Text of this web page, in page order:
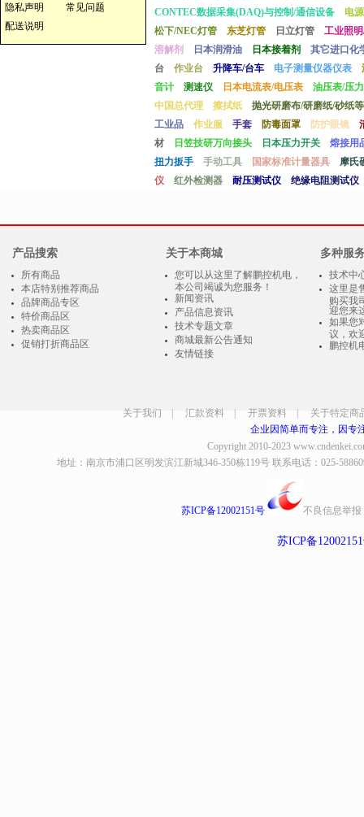
隐私声明
常见问题
配送说明
CONTEC数据采集(DAQ)与控制/通信设备
电
松下/NEC灯管
东芝灯管 日立灯管
工业照
溶解剂
日本润滑油 日本接着剂
其它进口化
台
作业台 升降车/台车 电子测量仪器仪表
音计
测速仪 日本电流表/电压表
油压表/压
中国总代理
擦拭纸
抛光研磨布/研磨纸/砂纸等
工业品
作业服 手套 防毒面罩 防护眼镜
材
日笠技研万向接头 日本压力开关
熔接用
扭力扳手
手动工具 国家标准计量器具
摩氏
仪
红外检测器 耐压测试仪 绝缘电阻测试仪
产品搜索
所有商品
本店特别推荐商品
品牌商品专区
特价商品区
热卖商品区
促销打折商品区
关于本商城
您可以从这里了解鹏控机电，
本公司竭诚为您服务！
新闻资讯
产品信息资讯
技术专题文章
商城最新公告通知
友情链接
多种服
技术中
这里是
购买我
迎您来
如果您
议，欢
鹏控机
关于我们 汇款资料 开票资料
关于特定商
企业因简单而专注，因专
Copyright 2010-2023
地址：南京市浦口区明发滨江新城346-350栋119号 联系电话：025-
苏ICP备12002151号 不良信息举报
苏ICP备